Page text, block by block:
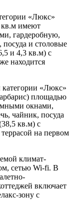
«Люкс»
имеют
гардеробную,
и столовые
и 4,3 кв.м) с
находится
категории «Люкс»
площадью
окнами,
чайник, посуда
кв.м) с
на первом
климат-
сетью Wi-fi. В
включает
зону с